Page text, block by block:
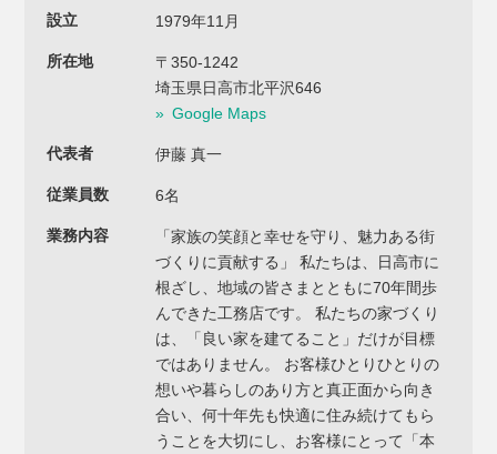
設立 1979年11月
所在地
〒350-1242
埼玉県日高市北平沢646
Google Maps
代表者 伊藤 真一
従業員数 6名
業務内容
「家族の笑顔と幸せを守り、魅力ある街
づくりに貢献する」 私たちは、日高市に
根ざし、地域の皆さまとともに70年間歩
んできた工務店です。 私たちの家づくり
は、「良い家を建てること」だけが目標
ではありません。 お客様ひとりひとりの
想いや暮らしのあり方と真正面から向き
合い、何十年先も快適に住み続けてもら
うことを大切にし、お客様にとって「本